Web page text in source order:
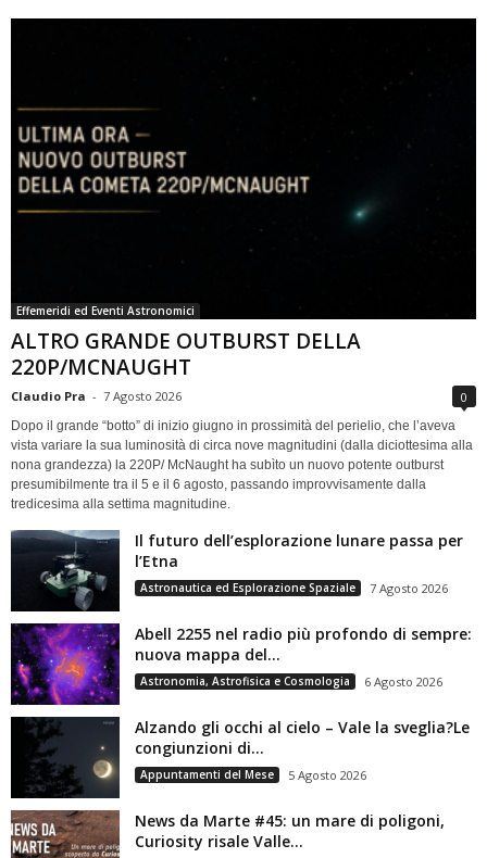
Effemeridi ed Eventi Astronomici
ALTRO GRANDE OUTBURST DELLA
220P/MCNAUGHT
Claudio Pra - 7 Agosto 2026 0
Dopo il grande “botto” di inizio giugno in prossimità del perielio, che l’aveva
vista variare la sua luminosità di circa nove magnitudini (dalla diciottesima alla
nona grandezza) la 220P/ McNaught ha subìto un nuovo potente outburst
presumibilmente tra il 5 e il 6 agosto, passando improvvisamente dalla
tredicesima alla settima magnitudine.
Il futuro dell’esplorazione lunare passa per
l’Etna
Astronautica ed Esplorazione Spaziale 7 Agosto 2026
Abell 2255 nel radio più profondo di sempre:
nuova mappa del...
Astronomia, Astrofisica e Cosmologia 6 Agosto 2026
Alzando gli occhi al cielo – Vale la sveglia?Le
congiunzioni di...
Appuntamenti del Mese 5 Agosto 2026
News da Marte #45: un mare di poligoni,
Curiosity risale Valle...